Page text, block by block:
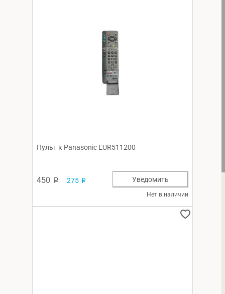
Пульт к Panasonic EUR511200
450 p 275 p
Нет в наличии
Уведомить